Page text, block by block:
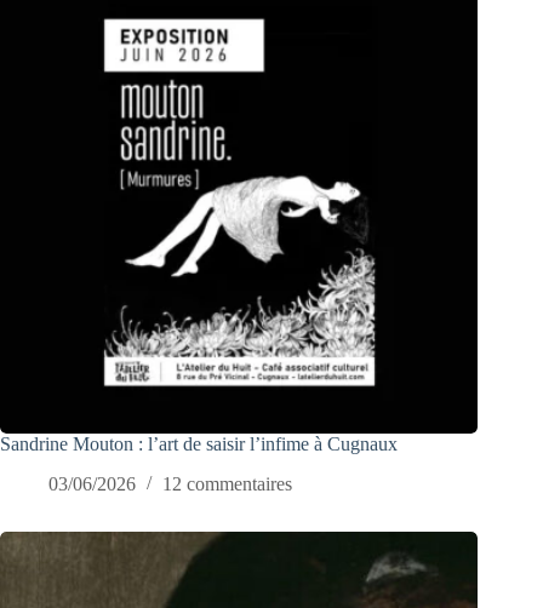
Sandrine Mouton : l’art de saisir l’infime à Cugnaux
03/06/2026
12 commentaires